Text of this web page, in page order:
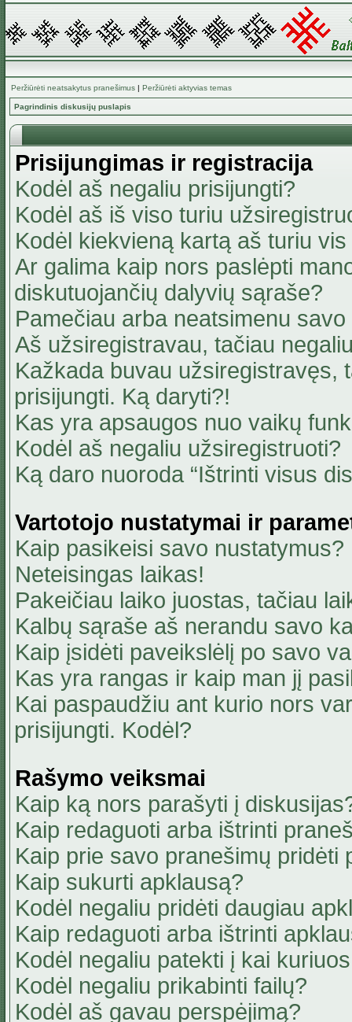
Peržiūrėti neatsakytus pranešimus | Peržiūrėti aktyvias temas
Pagrindinis diskusijų puslapis
Prisijungimas ir registracija
Kodėl aš negaliu prisijungti?
Kodėl aš iš viso turiu
Kodėl kiekvieną kartą aš turiu
Ar galima kaip nors paslėpti
diskutuojančių dalyvių sąraše?
Pamečiau arba neatsimenu
Aš užsiregistravau, tačiau
Kažkada buvau užsiregistravęs,
prisijungti. Ką daryti?!
Kas yra apsaugos nuo vaikų
Kodėl aš negaliu užsiregistruoti?
Ką daro nuoroda “Ištrinti visus
Vartotojo nustatymai ir
Kaip pasikeisi savo nustatymus?
Neteisingas laikas!
Pakeičiau laiko juostas, tačiau
Kalbų sąraše aš nerandu savo
Kaip įsidėti paveikslėlį po savo
Kas yra rangas ir kaip man jį
Kai paspaudžiu ant kurio nors
prisijungti. Kodėl?
Rašymo veiksmai
Kaip ką nors parašyti į
Kaip redaguoti arba ištrinti
Kaip prie savo pranešimų pridėti
Kaip sukurti apklausą?
Kodėl negaliu pridėti daugiau
Kaip redaguoti arba ištrinti
Kodėl negaliu patekti į kai
Kodėl negaliu prikabinti failų?
Kodėl aš gavau perspėjimą?